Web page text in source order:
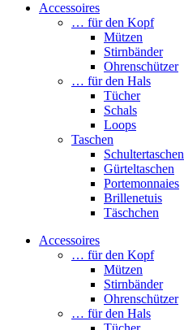
Accessoires
… für den Kopf
Mützen
Stirnbänder
Ohrenschützer
… für den Hals
Tücher
Schals
Loops
Taschen
Schultertaschen
Gürteltaschen
Portemonnaies
Brillenetuis
Täschchen
Accessoires
… für den Kopf
Mützen
Stirnbänder
Ohrenschützer
… für den Hals